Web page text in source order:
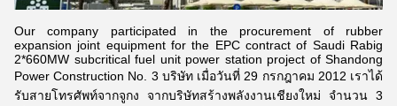
Our company participated in the procurement of rubber
expansion joint equipment for the EPC contract of Saudi Rabig
2*660MW subcritical fuel unit power station project of Shandong
Power Construction No. 3 บริษัท เมื่อวันที่ 29 กรกฎาคม 2012 เราได้
รับสายโทรศัพท์จากจูกง จากบริษัทสร้างพลังงานเชียงใหม่ จํานวน 3